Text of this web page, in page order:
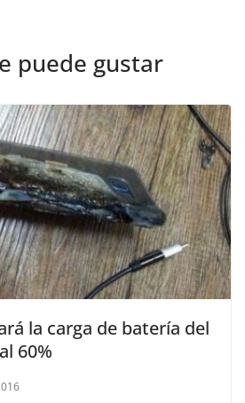
puede gustar
la carga de batería del
60%